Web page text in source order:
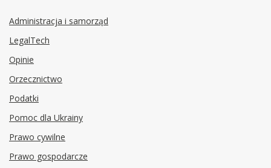
Administracja i samorząd
LegalTech
Opinie
Orzecznictwo
Podatki
Pomoc dla Ukrainy
Prawo cywilne
Prawo gospodarcze